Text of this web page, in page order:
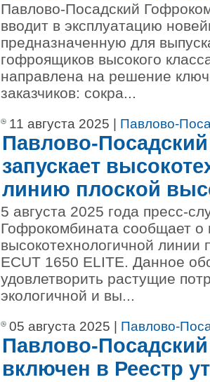
Павлово-Посадский
вводит в эксплуатацию
предназначенную для
гофроящиков высокого
направлена на решение
заказчиков: сокра...
11 августа 2025 | Павлово-
Павлово-
запускает
линию плоской
5 августа 2025 года пресс-
Гофрокомбината сообщает о
высокотехнологичной линии
ECUT 1650 ELITE. Данное
удовлетворить растущие
экологичной и вы...
05 августа 2025 | Павлово-
Павлово-
включен в Реестр